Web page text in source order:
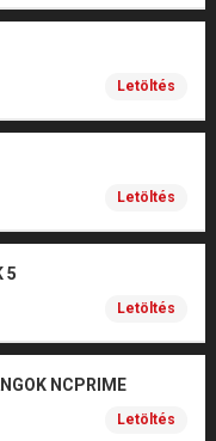
Letöltés
Letöltés
5
Letöltés
NCPRIME
Letöltés